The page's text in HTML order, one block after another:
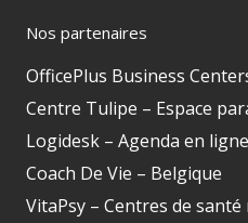
Nos partenaires
OfficePlus Business
Centre Tulipe – Espace
Logidesk – Agenda en
Coach De Vie – Belgique
VitaPsy – Centres de